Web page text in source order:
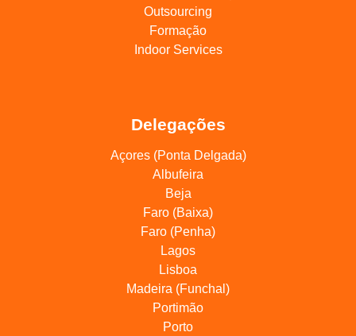
Outsourcing
Formação
Indoor Services
Delegações
Açores (Ponta Delgada)
Albufeira
Beja
Faro (Baixa)
Faro (Penha)
Lagos
Lisboa
Madeira (Funchal)
Portimão
Porto